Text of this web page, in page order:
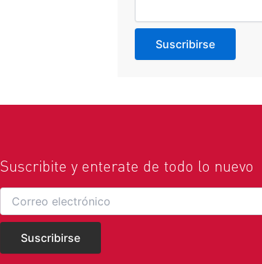
Suscribite y enterate de todo lo nuevo